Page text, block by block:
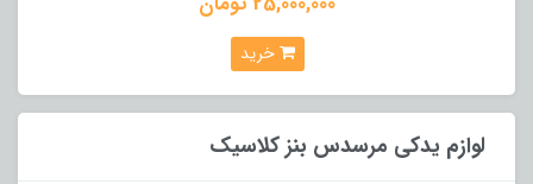
خرید
لوازم یدکی مرسدس بنز کلاسیک